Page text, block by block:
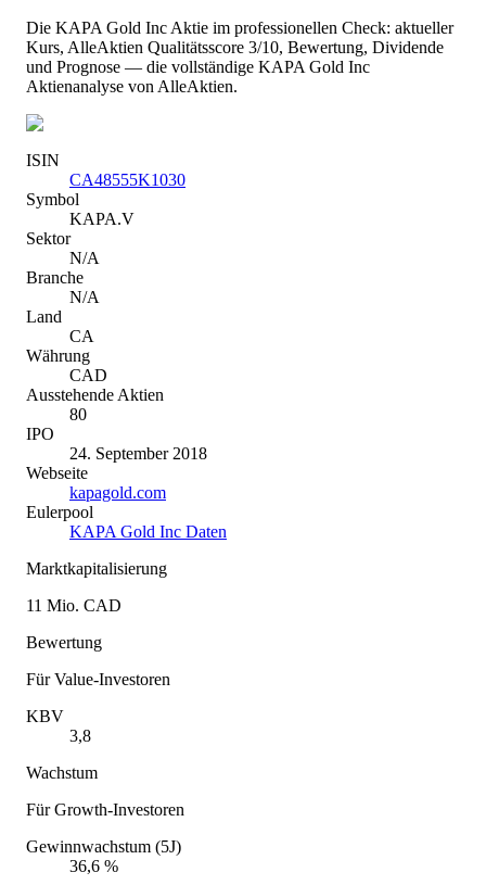
Die KAPA Gold Inc Aktie im professionellen Check: aktueller
Kurs, AlleAktien Qualitätsscore 3/10, Bewertung, Dividende
und Prognose — die vollständige KAPA Gold Inc
Aktienanalyse von AlleAktien.
ISIN
CA48555K1030
Symbol
KAPA.V
Sektor
N/A
Branche
N/A
Land
CA
Währung
CAD
Ausstehende Aktien
80
IPO
24. September 2018
Webseite
kapagold.com
Eulerpool
KAPA Gold Inc Daten
Marktkapitalisierung
11 Mio. CAD
Bewertung
Für Value-Investoren
KBV
3,8
Wachstum
Für Growth-Investoren
Gewinnwachstum (5J)
36,6 %